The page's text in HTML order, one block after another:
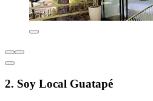
2. Soy Local Guatapé